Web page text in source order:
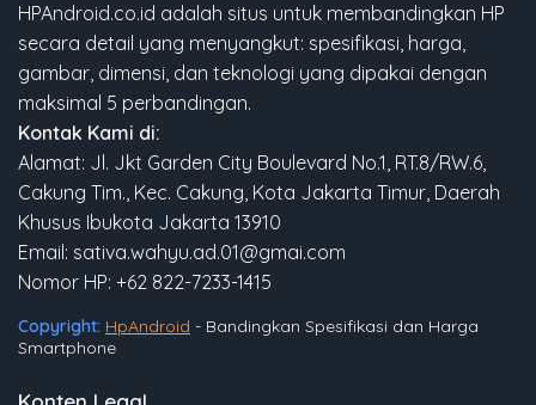
HPAndroid.co.id adalah situs untuk membandingkan HP
secara detail yang menyangkut: spesifikasi, harga,
gambar, dimensi, dan teknologi yang dipakai dengan
maksimal 5 perbandingan.
Kontak Kami di:
Alamat: Jl. Jkt Garden City Boulevard No.1, RT.8/RW.6,
Cakung Tim., Kec. Cakung, Kota Jakarta Timur, Daerah
Khusus Ibukota Jakarta 13910
Email: sativa.wahyu.ad.01@gmai.com
Nomor HP: +62 822-7233-1415
Copyright: HpAndroid - Bandingkan Spesifikasi dan Harga
Smartphone